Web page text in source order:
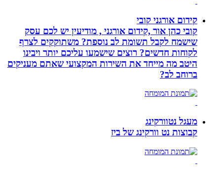
קידום אורגני קובי
קובי כהן אור ,קידום אורגני , מודיעין יש לכם עסק
שישמח לקבל תשומת לב נוספת? משתוקקים לצרף
לקוחות חדשים? רוצים שישמעו עליכם יותר ויבינו
היטב מה מייחד את השירות המקצועי שאתם מעניקים
ברוחב לב?
מעגל נטוורקינג
קבוצות נט וורקינג של ביז